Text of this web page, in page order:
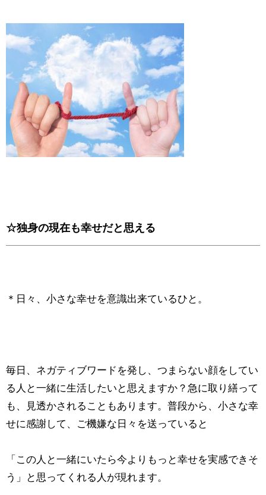
☆独身の現在も幸せだと思える
＊日々、小さな幸せを意識出来ているひと。
毎日、ネガティブワードを発し、つまらない顔をしてい
る人と一緒に生活したいと思えますか？急に取り繕って
も、見透かされることもあります。普段から、小さな幸
せに感謝して、ご機嫌な日々を送っていると
「この人と一緒にいたら今よりもっと幸せを実感できそ
う」と思ってくれる人が現れます。